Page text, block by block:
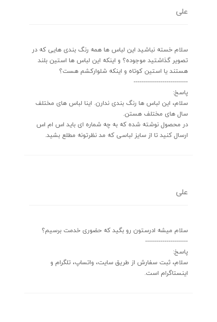
علی
سلام خسته نباشید این لباس ها همه رنگ بندی هایی که در
تصویر گذاشتید موجوده؟ و اینکه این لباس ها استین بلند
هستند یا استین کوتاه و اینکه شلوارکشم هست؟
----------------------------
پاسخ:
سلام، این لباس ها رنگ بندی ندارن. اینا لباس های مختلف
سال های مختلف هستن.
در محصول نوشته شده که به چه شماره ای باید اس ام اس
ارسال کنید تا از سایز لباسی که مد نظرتونه مطلع بشید.
علی
سلام میشه ادرستون رو بگید که حضوری خدمت برسیم؟
----------------------
پاسخ:
سلام، ثبت سفارش از طریق سایت، واتساپ، تلگرام و
اینستاگرام است.